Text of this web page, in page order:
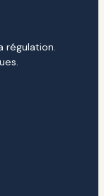
régulation.